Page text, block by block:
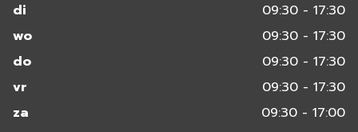
di
09:30 - 17:30
wo
09:30 - 17:30
do
09:30 - 17:30
vr
09:30 - 17:30
za
09:30 - 17:00